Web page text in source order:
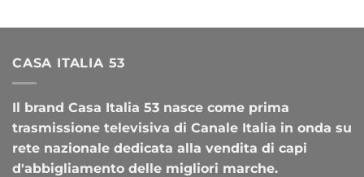
CASA ITALIA 53
Il brand Casa Italia 53 nasce come prima
trasmissione televisiva di Canale Italia in onda su
rete nazionale dedicata alla vendita di capi
d'abbigliamento delle migliori marche.